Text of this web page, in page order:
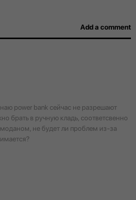
Add a comment
power bank сейчас не разрешают
брать в ручную кладь, соответсвенно
не будет ли проблем из-за